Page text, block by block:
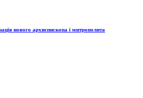
нового архиєпископа і митрополита